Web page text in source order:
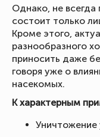
Однако, не всегда
состоит только
Кроме этого,
разнообразного
приносить даже
говоря уже о
насекомых.
К характерным
Уничтожение